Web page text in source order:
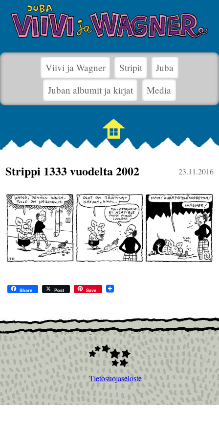
Viivi ja Wagner Stripit
Juba
Juban albumit ja kirjat
Media
23.11.2016
Strippi 1333 vuodelta 2002
Share Post Save
Tietosuojaseloste